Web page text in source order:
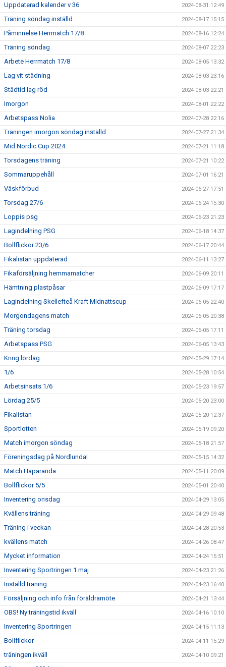
Uppdaterad kalender v 36 2024-08-31 12:49
Träning söndag inställd 2024-08-17 15:15
Påminnelse Herrmatch 17/8 2024-08-16 12:24
Träning söndag 2024-08-07 22:23
Arbete Herrmatch 17/8 2024-08-05 13:32
Lag vit städning 2024-08-03 23:16
Städtid lag röd 2024-08-03 22:21
Imorgon 2024-08-01 22:22
Arbetspass Nolia 2024-07-28 22:16
Träningen imorgon söndag inställd 2024-07-27 21:34
Mid Nordic Cup 2024 2024-07-21 11:18
Torsdagens träning 2024-07-21 10:22
Sommaruppehåll 2024-07-01 16:21
Väskförbud 2024-06-27 17:51
Torsdag 27/6 2024-06-24 15:30
Loppis psg 2024-06-23 21:23
Lagindelning PSG 2024-06-18 14:37
Bollflickor 23/6 2024-06-17 20:44
Fikalistan uppdaterad 2024-06-11 13:27
Fikaförsäljning hemmamatcher 2024-06-09 20:11
Hämtning plastpåsar 2024-06-09 17:17
Lagindelning Skellefteå Kraft Midnattscup 2024-06-05 22:40
Morgondagens match 2024-06-05 20:38
Träning torsdag 2024-06-05 17:11
Arbetspass PSG 2024-06-05 13:43
Kring lördag 2024-05-29 17:14
1/6 2024-05-28 10:54
Arbetsinsats 1/6 2024-05-23 19:57
Lördag 25/5 2024-05-20 23:00
Fikalistan 2024-05-20 12:37
Sportlotten 2024-05-19 09:20
Match imorgon söndag 2024-05-18 21:57
Föreningsdag på Nordlunda! 2024-05-15 14:32
Match Haparanda 2024-05-11 20:09
Bollflickor 5/5 2024-05-01 20:40
Inventering onsdag 2024-04-29 13:05
Kvällens träning 2024-04-29 09:48
Träning i veckan 2024-04-28 20:53
kvällens match 2024-04-26 08:47
Mycket information 2024-04-24 15:51
Inventering Sportringen 1 maj 2024-04-23 21:26
Inställd träning 2024-04-23 16:40
Försäljning och info från föräldramöte 2024-04-21 13:44
OBS! Ny träningstid ikväll 2024-04-16 10:10
Inventering Sportringen 2024-04-15 11:13
Bollflickor 2024-04-11 15:29
träningen ikväll 2024-04-10 09:21